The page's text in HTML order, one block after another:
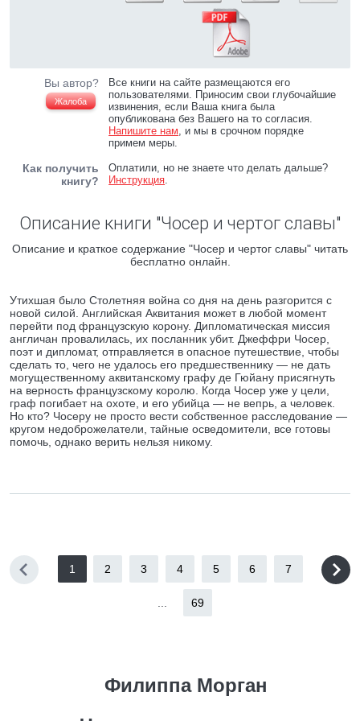
Вы автор?
Жалоба
Все книги на сайте размещаются его
пользователями. Приносим свои глубочайшие
извинения, если Ваша книга была
опубликована без Вашего на то согласия.
Напишите нам, и мы в срочном порядке
примем меры.
Как получить
книгу?
Оплатили, но не знаете что делать дальше?
Инструкция.
Описание книги "Чосер и чертог славы"
Описание и краткое содержание "Чосер и чертог славы" читать
бесплатно онлайн.
Утихшая было Столетняя война со дня на день разгорится с
новой силой. Английская Аквитания может в любой момент
перейти под французскую корону. Дипломатическая миссия
англичан провалилась, их посланник убит. Джеффри Чосер,
поэт и дипломат, отправляется в опасное путешествие, чтобы
сделать то, чего не удалось его предшественнику — не дать
могущественному аквитанскому графу де Гюйану присягнуть
на верность французскому королю. Когда Чосер уже у цели,
граф погибает на охоте, и его убийца — не вепрь, а человек.
Но кто? Чосеру не просто вести собственное расследование —
кругом недоброжелатели, тайные осведомители, все готовы
помочь, однако верить нельзя никому.
1 2 3 4 5 6 7
69
Филиппа Морган